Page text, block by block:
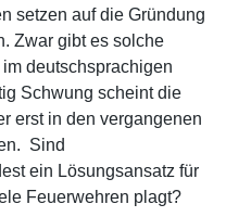
setzen auf die Gründung
Zwar gibt es solche
deutschsprachigen
Schwung scheint die
erst in den vergangenen
Sind
ein Lösungsansatz für
Feuerwehren plagt?